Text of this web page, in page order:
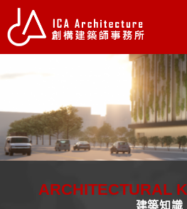
ARCHITECTURAL
建築知識